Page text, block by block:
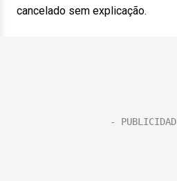
cancelado sem explicação.